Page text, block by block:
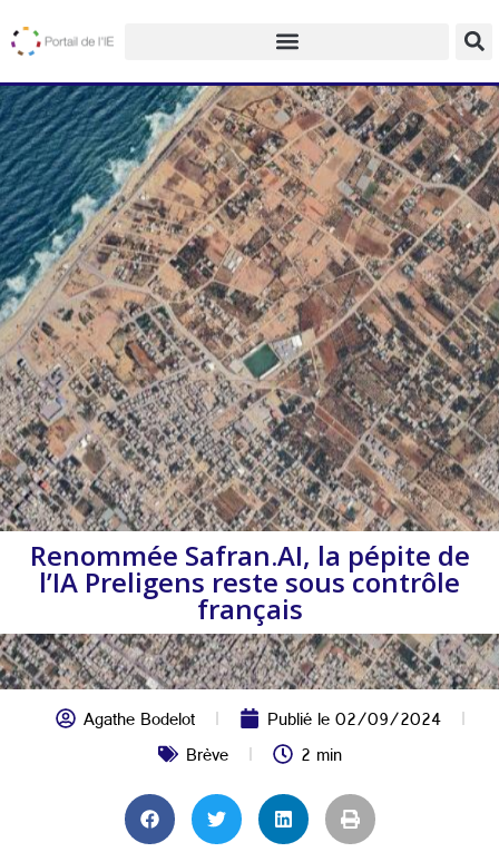
Renommée Safran.AI, la pépite de
l’IA Preligens reste sous contrôle
français
Agathe Bodelot Publié le02/09/2024
Brève
2 min